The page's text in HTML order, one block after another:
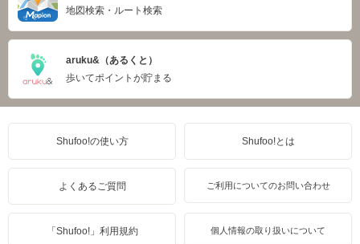
地図検索・ルート検索
aruku&（あるくと）
歩いてポイントが貯まる
Shufoo!の使い方 Shufoo!とは
よくあるご質問 ご利用についてのお問い合わせ
「Shufoo!」利用規約 個人情報の取り扱いについて